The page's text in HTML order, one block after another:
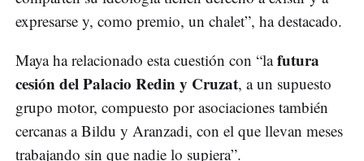
expresarse y, como premio, un chalet”, ha destacado.
Maya ha relacionado esta cuestión con “lafutura
cesión del Palacio Redin y Cruzat, a un supuesto
grupo motor, compuesto por asociaciones también
cercanas a Bildu y Aranzadi, con el que llevan meses
trabajando sin que nadie lo supiera”.